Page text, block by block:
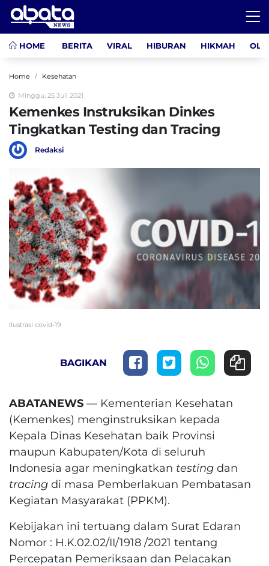
HOME BERITA VIRAL HIBURAN HIKMAH
Home Kesehatan
Minggu, 25 Juli 2021
Kemenkes Instruksikan Dinkes
Tingkatkan Testing dan Tracing
Redaksi
Ilustrasi covid-19
BAGIKAN
ABATANEWS — Kementerian Kesehatan
(Kemenkes) menginstruksikan kepada
Kepala Dinas Kesehatan baik Provinsi
maupun Kabupaten/Kota di seluruh
Indonesia agar meningkatkan testing dan
tracing di masa Pemberlakuan Pembatasan
Kegiatan Masyarakat (PPKM).
Kebijakan ini tertuang dalam Surat Edaran
Nomor : H.K.02.02/II/1918 /2021 tentang
Percepatan Pemeriksaan dan Pelacakan